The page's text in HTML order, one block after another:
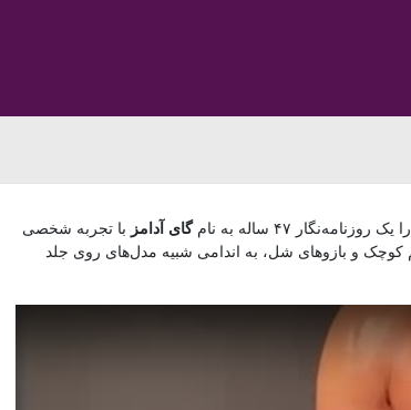
۴۷ ساله به نام گای آدامز با تجربه شخصی
پدرانه» با شکم کوچک و بازوهای شل، به اندامی شبیه مدل‌های روی جلد